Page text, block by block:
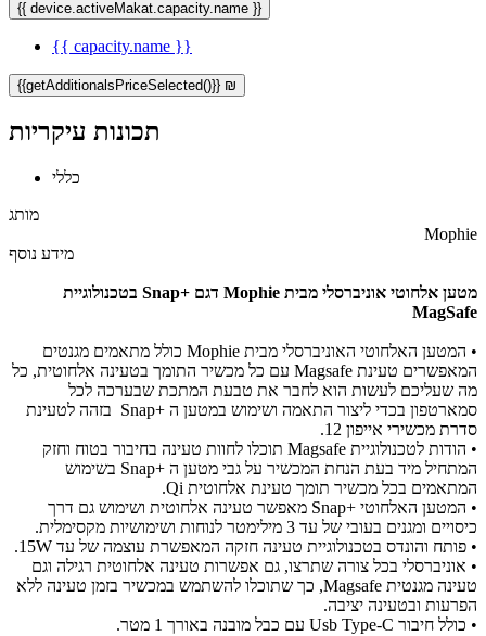
{{ device.activeMakat.capacity.name }}
{{ capacity.name }}
{{getAdditionalsPriceSelected()}} ₪
תכונות עיקריות
כללי
מותג
Mophie
מידע נוסף
מטען אלחוטי אוניברסלי מבית Mophie דגם +Snap בטכנולוגיית
MagSafe
•
המטען האלחוטי האוניברסלי מבית Mophie כולל מתאמים מגנטים
המאפשרים טעינת Magsafe עם כל מכשיר התומך בטעינה אלחוטית, כל
מה שעליכם לעשות הוא לחבר את טבעת המתכת שבערכה לכל
סמארטפון בכדי ליצור התאמה ושימוש במטען ה +Snap בזהה לטעינת
סדרת מכשירי אייפון 12.
•
הודות לטכנולוגיית Magsafe תוכלו לחוות טעינה בחיבור בטוח וחזק
המתחיל מיד בעת הנחת המכשיר על גבי מטען ה +Snap בשימוש
המתאמים בכל מכשיר תומך טעינת אלחוטית Qi.
•
המטען האלחוטי +Snap מאפשר טעינה אלחוטית ושימוש גם דרך
כיסויים ומגנים בעובי של עד 3 מילימטר לנוחות ושימושיות מקסימלית.
• פותח והונדס בטכנולוגיית טעינה חזקה המאפשרת עוצמה של עד 15W.
• אוניברסלי בכל צורה שתרצו, גם אפשרות טעינה אלחוטית רגילה וגם
טעינה מגנטית Magsafe, כך שתוכלו להשתמש במכשיר בזמן טעינה ללא
הפרעות ובטעינה יציבה.
• כולל חיבור Usb Type-C עם כבל מובנה באורך 1 מטר.